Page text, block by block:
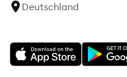
Deutschland